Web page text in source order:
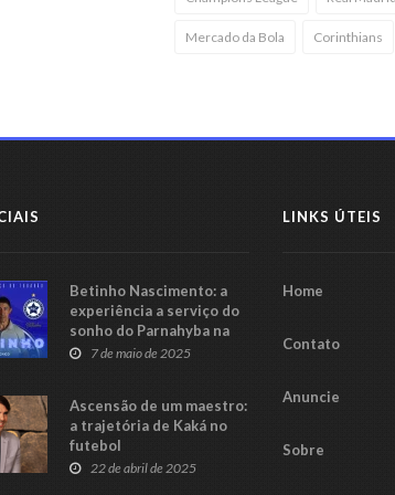
Mercado da Bola Corinthians
Betinho Nascimento: a
experiência a serviço do
sonho do Parnahyba na
Série C
7 de maio de 2025
Ascensão de um maestro:
a trajetória de Kaká no
futebol
22 de abril de 2025
LINKS ÚTEIS
Home
Contato
Anuncie
Sobre